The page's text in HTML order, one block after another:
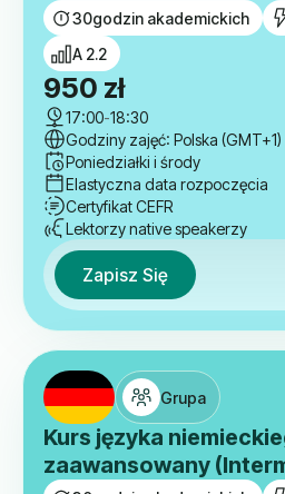
30godzin akademickich
A 2.2
950 zł
17:00-18:30
Godziny zajęć: Polska (GMT+1)
Poniedziałki i środy
Elastyczna data rozpoczęcia
Certyfikat CEFR
Lektorzy native speakerzy
Zapisz Się
Grupa
Kurs języka
zaawansowany